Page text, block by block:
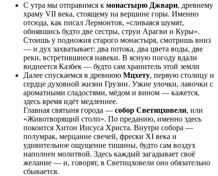
С утра мы отправимся к монастырю Джвари, древнему
храму VII века, стоящему на вершине горы. Именно
отсюда, как писал Лермонтов, «сливаяся шумят,
обнявшись будто две сестры, струи Арагви и Куры».
Стоишь у подножия старого монастыря, смотришь вниз
— и дух захватывает: два потока, два цвета воды, две
реки, встретившиеся навеки. В ясную погоду вдали
виднеется Казбек — будто сам хранитель этой земли
Далее спускаемся в древнюю Мцхету, первую столицу и
сердце духовной жизни Грузии. Узкие улочки, лавочки с
ароматными сладостями, мёдом и вином — кажется,
здесь время идёт медленнее.
Главная святыня города — собор Светицховели, или
«Животворящий столп». По преданию, именно здесь
покоится Хитон Иисуса Христа. Внутри собора —
полумрак, мерцание свечей, фрески XI века и
удивительное ощущение тишины, будто сам воздух
наполнен молитвой. Здесь каждый загадывает своё
желание — и, говорят, в Светицховели оно обязательно
сбывается.